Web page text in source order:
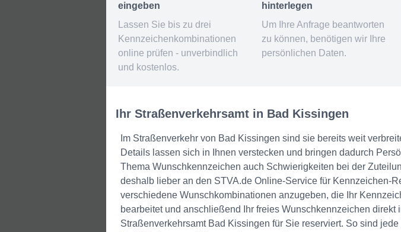
eingeben
Lassen Sie bis zu drei
Kennzeichenkombinationen
online prüfen - unverbindlich
und kostenlos.
hinterlegen
Um Ihre Anfrage beantworten
zu können, benötigen wir Ihre
persönlichen Daten.
Ihr Straßenverkehrsamt in Bad Kissingen
Im Straßenverkehr von Bad Kissingen sind sie bereits weit
Details lassen sich in Ihnen verstecken und bringen dadurch
Thema Wunschkennzeichen auch Schwierigkeiten bei der
deshalb lieber an den STVA.de Online-Service für Kennzeichen-
verschiedene Wunschkombinationen anzugeben, die Ihr
bearbeitet und anschließend Ihr freies Wunschkennzeichen
Straßenverkehrsamt Bad Kissingen für Sie reserviert. So sind